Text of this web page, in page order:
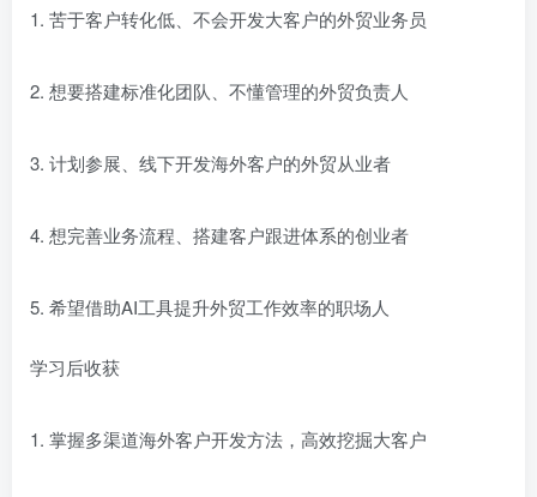
1. 苦于客户转化低、不会开发大客户的外贸业务员
2. 想要搭建标准化团队、不懂管理的外贸负责人
3. 计划参展、线下开发海外客户的外贸从业者
4. 想完善业务流程、搭建客户跟进体系的创业者
5. 希望借助AI工具提升外贸工作效率的职场人
学习后收获
1. 掌握多渠道海外客户开发方法，高效挖掘大客户